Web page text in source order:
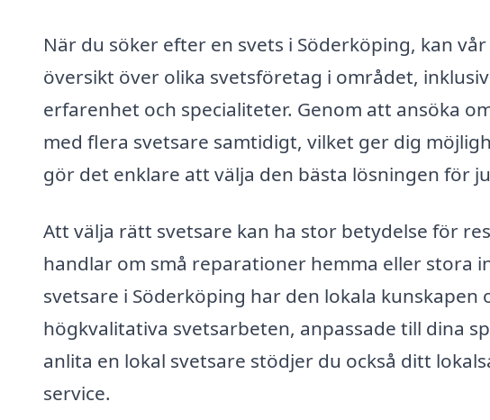
När du söker efter en svets i Söderköping, kan
översikt över olika svetsföretag i området,
erfarenhet och specialiteter. Genom att ansöka
med flera svetsare samtidigt, vilket ger dig
gör det enklare att välja den bästa lösningen för
Att välja rätt svetsare kan ha stor betydelse för
handlar om små reparationer hemma eller stora
svetsare i Söderköping har den lokala
högkvalitativa svetsarbeten, anpassade till dina
anlita en lokal svetsare stödjer du också ditt
service.